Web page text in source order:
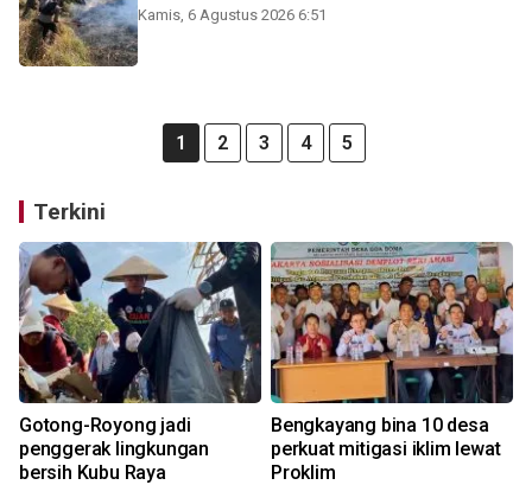
Kamis, 6 Agustus 2026 6:51
1 2 3 4 5
Terkini
Gotong-Royong jadi
penggerak lingkungan
bersih Kubu Raya
Bengkayang bina 10 desa
perkuat mitigasi iklim lewat
Proklim